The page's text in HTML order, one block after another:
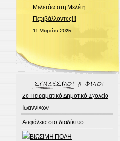
Μελετάω στη Μελέτη
Περιβάλλοντος!!!
11 Μαρτίου 2025
2ο Πειραματικό Δημοτικό Σχολείο
Ιωαννίνων
Ασφάλεια στο διαδίκτυο